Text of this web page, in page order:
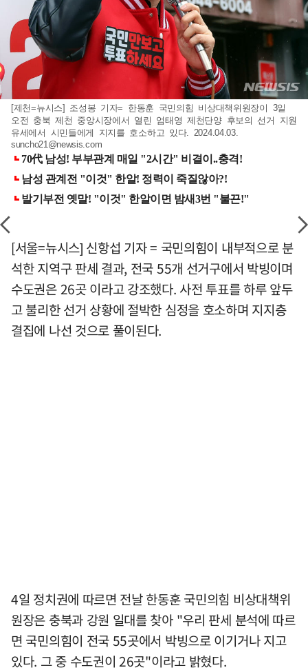
[제천=뉴시스] 조성봉 기자= 한동훈 국민의힘 비상대책위원장이 3일
오전 충북 제천 중앙시장에서 열린 엄태영 제천단양 후보의 선거 지원
유세에서 시민들에게 지지를 호소하고 있다. 2024.04.03.
suncho21@newsis.com
[서울=뉴시스] 신항섭 기자 = 국민의힘이 내부적으로 분
석한 지역구 판세 결과, 전국 55개 선거구에서 박빙이며
수도권은 26곳 이라고 강조했다. 사전 투표를 하루 앞두
고 불리한 선거 상황에 절박한 심정을 호소하며 지지층
결집에 나선 것으로 풀이된다.
4일 정치권에 따르면 전날 한동훈 국민의힘 비상대책위
원장은 충북과 강원 일대를 찾아 "우리 판세 분석에 따르
면 국민의힘이 전국 55곳에서 박빙으로 이기거나 지고
있다. 그 중 수도권이 26곳"이라고 밝혔다.